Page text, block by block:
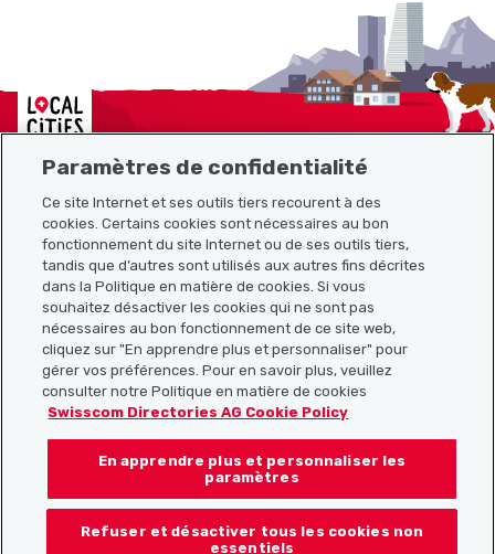
Localcities
Plan du site
Liens utiles
Télécharger l’application Localcities
Suis-nous sur les réseaux sociaux :
Paramètres de confidentialité
Ce site Internet et ses outils tiers recourent à des
cookies. Certains cookies sont nécessaires au bon
fonctionnement du site Internet ou de ses outils tiers,
tandis que d’autres sont utilisés aux autres fins décrites
dans la Politique en matière de cookies. Si vous
souhaitez désactiver les cookies qui ne sont pas
nécessaires au bon fonctionnement de ce site web,
cliquez sur "En apprendre plus et personnaliser" pour
gérer vos préférences. Pour en savoir plus, veuillez
consulter notre Politique en matière de cookies
Swisscom Directories AG Cookie Policy
En apprendre plus et personnaliser les
paramètres
Refuser et désactiver tous les cookies non
essentiels